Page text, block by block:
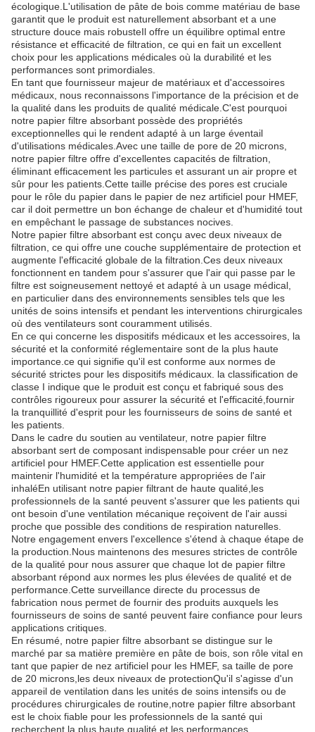
écologique.L'utilisation de pâte de bois comme matériau de base
garantit que le produit est naturellement absorbant et a une
structure douce mais robusteIl offre un équilibre optimal entre
résistance et efficacité de filtration, ce qui en fait un excellent
choix pour les applications médicales où la durabilité et les
performances sont primordiales.
En tant que fournisseur majeur de matériaux et d'accessoires
médicaux, nous reconnaissons l'importance de la précision et de
la qualité dans les produits de qualité médicale.C'est pourquoi
notre papier filtre absorbant possède des propriétés
exceptionnelles qui le rendent adapté à un large éventail
d'utilisations médicales.Avec une taille de pore de 20 microns,
notre papier filtre offre d'excellentes capacités de filtration,
éliminant efficacement les particules et assurant un air propre et
sûr pour les patients.Cette taille précise des pores est cruciale
pour le rôle du papier dans le papier de nez artificiel pour HMEF,
car il doit permettre un bon échange de chaleur et d'humidité tout
en empêchant le passage de substances nocives.
Notre papier filtre absorbant est conçu avec deux niveaux de
filtration, ce qui offre une couche supplémentaire de protection et
augmente l'efficacité globale de la filtration.Ces deux niveaux
fonctionnent en tandem pour s'assurer que l'air qui passe par le
filtre est soigneusement nettoyé et adapté à un usage médical,
en particulier dans des environnements sensibles tels que les
unités de soins intensifs et pendant les interventions chirurgicales
où des ventilateurs sont couramment utilisés.
En ce qui concerne les dispositifs médicaux et les accessoires, la
sécurité et la conformité réglementaire sont de la plus haute
importance.ce qui signifie qu'il est conforme aux normes de
sécurité strictes pour les dispositifs médicaux. la classification de
classe I indique que le produit est conçu et fabriqué sous des
contrôles rigoureux pour assurer la sécurité et l'efficacité,fournir
la tranquillité d'esprit pour les fournisseurs de soins de santé et
les patients.
Dans le cadre du soutien au ventilateur, notre papier filtre
absorbant sert de composant indispensable pour créer un nez
artificiel pour HMEF.Cette application est essentielle pour
maintenir l'humidité et la température appropriées de l'air
inhaléEn utilisant notre papier filtrant de haute qualité,les
professionnels de la santé peuvent s'assurer que les patients qui
ont besoin d'une ventilation mécanique reçoivent de l'air aussi
proche que possible des conditions de respiration naturelles.
Notre engagement envers l'excellence s'étend à chaque étape de
la production.Nous maintenons des mesures strictes de contrôle
de la qualité pour nous assurer que chaque lot de papier filtre
absorbant répond aux normes les plus élevées de qualité et de
performance.Cette surveillance directe du processus de
fabrication nous permet de fournir des produits auxquels les
fournisseurs de soins de santé peuvent faire confiance pour leurs
applications critiques.
En résumé, notre papier filtre absorbant se distingue sur le
marché par sa matière première en pâte de bois, son rôle vital en
tant que papier de nez artificiel pour les HMEF, sa taille de pore
de 20 microns,les deux niveaux de protectionQu'il s'agisse d'un
appareil de ventilation dans les unités de soins intensifs ou de
procédures chirurgicales de routine,notre papier filtre absorbant
est le choix fiable pour les professionnels de la santé qui
recherchent la plus haute qualité et les performances.